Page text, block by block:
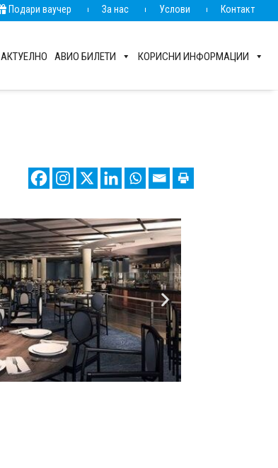
Подари ваучер За нас Услови Контакт
АКТУЕЛНО АВИО БИЛЕТИ КОРИСНИ ИНФОРМАЦИИ